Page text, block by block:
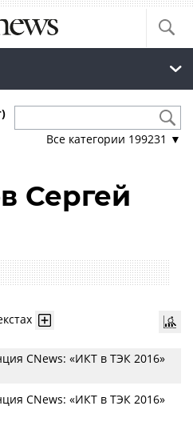
Все категории 199231 ▼
Сергей
CNews: «ИКТ в ТЭК 2016»
CNews: «ИКТ в ТЭК 2016»